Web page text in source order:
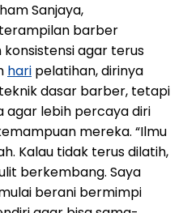
Sanjaya,
barber
agar terus
hari pelatihan, dirinya
dasar barber, tetapi
agar lebih percaya diri
mereka. “Ilmu
Kalau tidak terus dilatih,
berkembang. Saya
berani bermimpi